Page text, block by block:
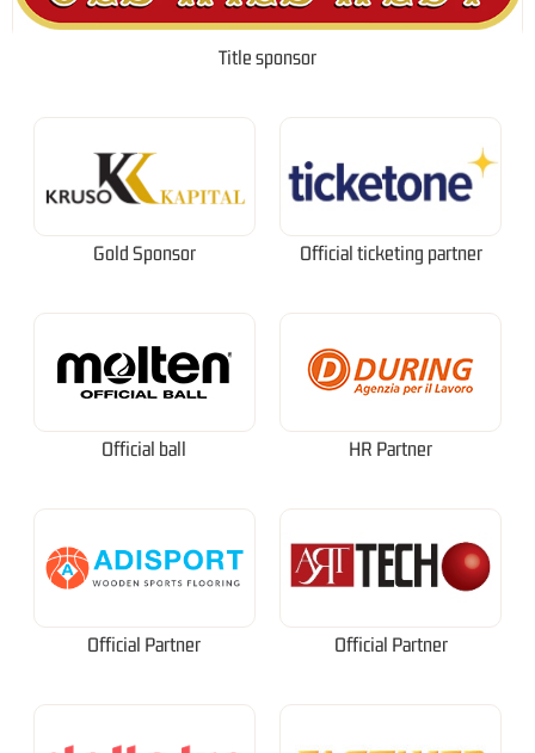
Title sponsor
Gold Sponsor Official ticketing partner
Official ball HR Partner
Official Partner Official Partner